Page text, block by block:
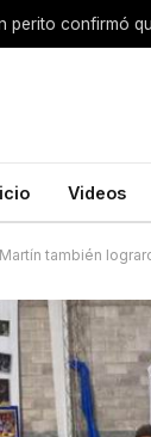
Videos
también